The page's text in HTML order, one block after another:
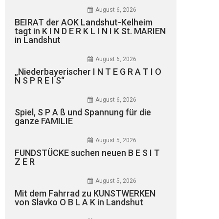
August 6, 2026
BEIRAT der AOK Landshut-Kelheim
tagt in K I N D E R K L I N I K St. MARIEN
in Landshut
August 6, 2026
„Niederbayerischer I N T E G R A T I O
N S P R E I S“
August 6, 2026
Spiel, S P A ß und Spannung für die
ganze FAMILIE
August 5, 2026
FUNDSTÜCKE suchen neuen B E S I T
Z E R
August 5, 2026
Mit dem Fahrrad zu KUNSTWERKEN
von Slavko O B L A K in Landshut